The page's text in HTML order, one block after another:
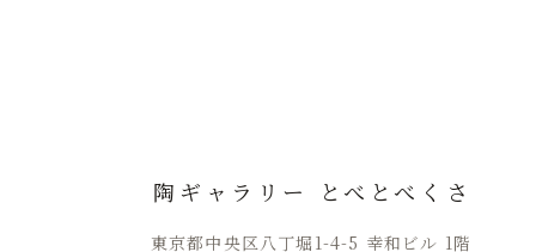
陶ギャラリー とべとべくさ
東京都中央区八丁堀1-4-5 幸和ビル 1階